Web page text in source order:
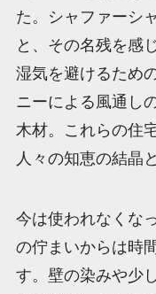
た。シャファーシ
と、その名残を感
湿気を避けるため
ニーによる風通し
木材。これらの住
人々の知恵の結晶
今は使われなくな
の佇まいからは時
す。壁の染みや少